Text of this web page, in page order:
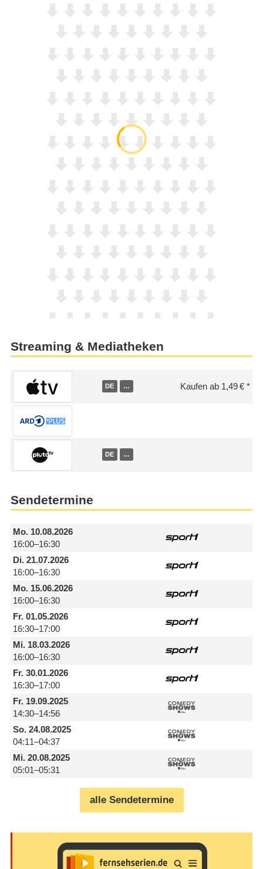
Streaming & Mediatheken
DE … Kaufen ab 1,49 €
DE …
Sendetermine
Mo.10.08.2026
16:00–16:30
Di.21.07.2026
16:00–16:30
Mo.15.06.2026
16:00–16:30
Fr.01.05.2026
16:30–17:00
Mi.18.03.2026
16:00–16:30
Fr.30.01.2026
16:30–17:00
Fr.19.09.2025
14:30–14:56
So.24.08.2025
04:11–04:37
Mi.20.08.2025
05:01–05:31
alle Sendetermine